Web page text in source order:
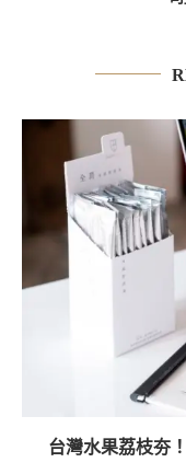
台灣水果荔枝夯